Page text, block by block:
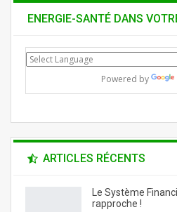
ENERGIE-SANTÉ DANS
Powered by
ARTICLES RÉCENTS
Le Système
rapproche !